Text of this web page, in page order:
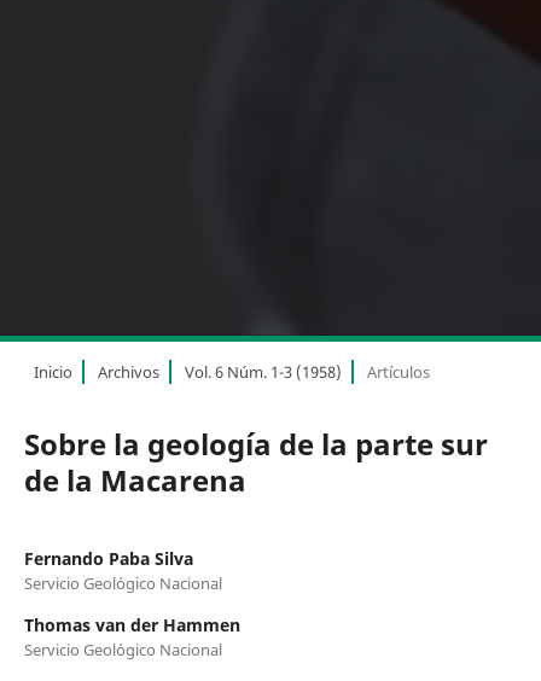
Inicio Archivos Vol. 6 Núm. 1-3 (1958) Artículos
Sobre la geología de la parte sur
de la Macarena
Fernando Paba Silva
Servicio Geológico Nacional
Thomas van der Hammen
Servicio Geológico Nacional